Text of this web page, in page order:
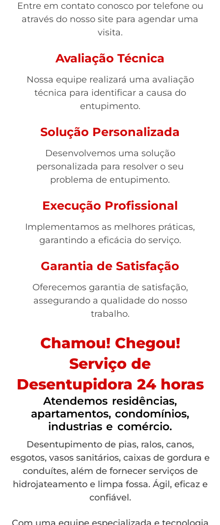
Entre em contato conosco por telefone ou
através do nosso site para agendar uma
visita.
Avaliação Técnica
Nossa equipe realizará uma avaliação
técnica para identificar a causa do
entupimento.
Solução Personalizada
Desenvolvemos uma solução
personalizada para resolver o seu
problema de entupimento.
Execução Profissional
Implementamos as melhores práticas,
garantindo a eficácia do serviço.
Garantia de Satisfação
Oferecemos garantia de satisfação,
assegurando a qualidade do nosso
trabalho.
Chamou! Chegou!
Serviço de
Desentupidora 24 horas
Atendemos residências,
apartamentos, condomínios,
industrias e comércio.
Desentupimento de pias, ralos, canos,
esgotos, vasos sanitários, caixas de gordura e
conduítes, além de fornecer serviços de
hidrojateamento e limpa fossa. Ágil, eficaz e
confiável.